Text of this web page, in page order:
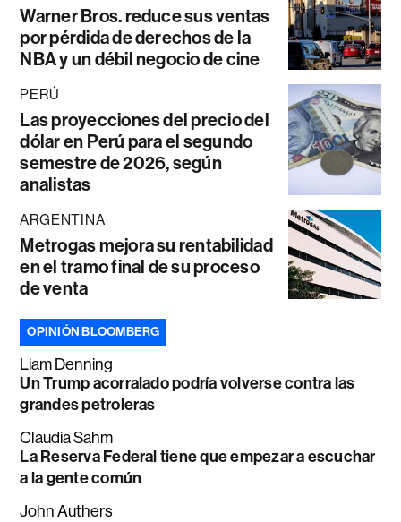
Warner Bros. reduce sus ventas
por pérdida de derechos de la
NBA y un débil negocio de cine
PERÚ
Las proyecciones del precio del
dólar en Perú para el segundo
semestre de 2026, según
analistas
ARGENTINA
Metrogas mejora su rentabilidad
en el tramo final de su proceso
de venta
OPINIÓN BLOOMBERG
Liam Denning
Un Trump acorralado podría volverse contra las
grandes petroleras
Claudia Sahm
La Reserva Federal tiene que empezar a escuchar
a la gente común
John Authers